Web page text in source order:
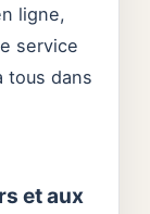
ligne,
service
tous dans
et aux